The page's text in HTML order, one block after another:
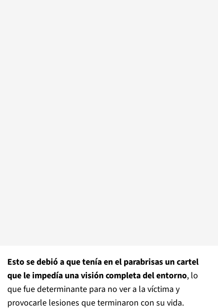
Esto se debió a que tenía en el parabrisas un cartel
que le impedía una visión completa del entorno, lo
que fue determinante para no ver a la víctima y
provocarle lesiones que terminaron con su vida.